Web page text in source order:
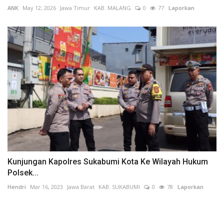
ANK May 12, 2026 Jawa Timur KAB. MALANG 0 77 Laporkan
Kunjungan Kapolres Sukabumi Kota Ke Wilayah Hukum
Polsek...
Hendri Mar 16, 2023 Jawa Barat KAB. SUKABUMI 0 78 Laporkan